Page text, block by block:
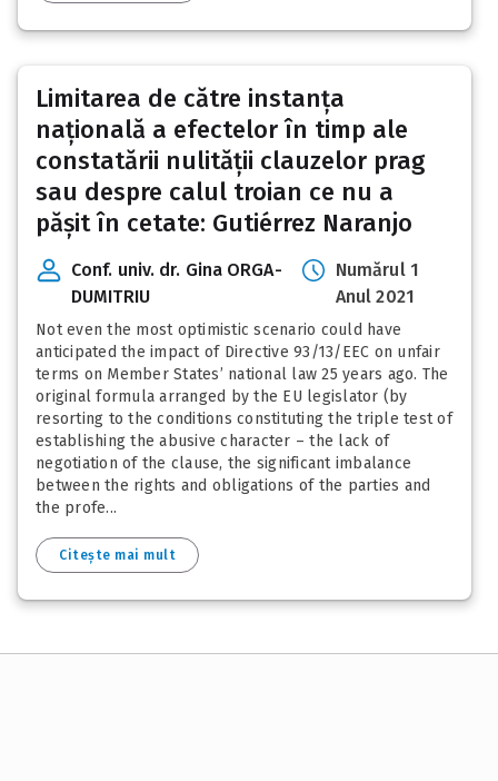
Limitarea de către instanța
națională a efectelor în timp ale
constatării nulității clauzelor prag
sau despre calul troian ce nu a
pășit în cetate: Gutiérrez Naranjo
Conf. univ. dr. Gina ORGA-
DUMITRIU
Numărul 1
Anul 2021
Not even the most optimistic scenario could have
anticipated the impact of Directive 93/13/EEC on unfair
terms on Member States’ national law 25 years ago. The
original formula arranged by the EU legislator (by
resorting to the conditions constituting the triple test of
establishing the abusive character – the lack of
negotiation of the clause, the significant imbalance
between the rights and obligations of the parties and
the profe...
Citește mai mult